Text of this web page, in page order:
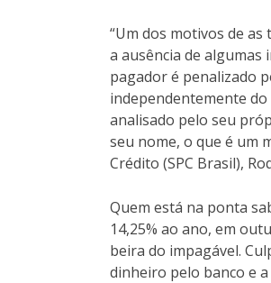
“Um dos motivos de
a ausência de
pagador é penalizado
independentemente
analisado pelo seu
seu nome, o que é um
Crédito (SPC Brasil),
Quem está na ponta
14,25% ao ano, em
beira do impagável.
dinheiro pelo banco e